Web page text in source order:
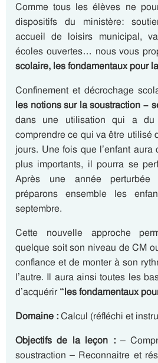
Comme tous les élèves ne
dispositifs du ministère:
accueil de loisirs municipal,
écoles ouvertes… nous vous
scolaire, les fondamentaux pour
Confinement et décrochage
les notions sur la soustraction –
dans une utilisation qui a du
comprendre ce qui va être utilisé
jours. Une fois que l’enfant
plus importants, il pourra se
Après une année
préparons ensemble les
septembre.
Cette nouvelle approche
quelque soit son niveau de CM
confiance et de monter à son
l’autre. Il aura ainsi toutes les
d’acquérir “les fondamentaux
Domaine :Calcul (réfléchi et
Objectifs de la leçon :–
soustraction – Reconnaitre et